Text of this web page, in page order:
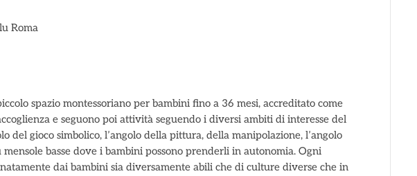
Roma
spazio montessoriano per bambini fino a 36 mesi, accreditato come
e seguono poi attività seguendo i diversi ambiti di interesse del
del gioco simbolico, l’angolo della pittura, della manipolazione, l’angolo
basse dove i bambini possono prenderli in autonomia. Ogni
dai bambini sia diversamente abili che di culture diverse che in